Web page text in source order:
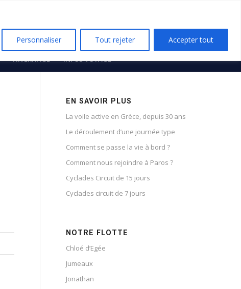
Personnaliser Tout rejeter Accepter tout
HIVERNAGE INFOS VOYAGE
EN SAVOIR PLUS
La voile active en Grèce, depuis 30 ans
Le déroulement d’une journée type
Comment se passe la vie à bord ?
Comment nous rejoindre à Paros ?
Cyclades Circuit de 15 jours
Cyclades circuit de 7 jours
NOTRE FLOTTE
Chloé d’Egée
Jumeaux
Jonathan